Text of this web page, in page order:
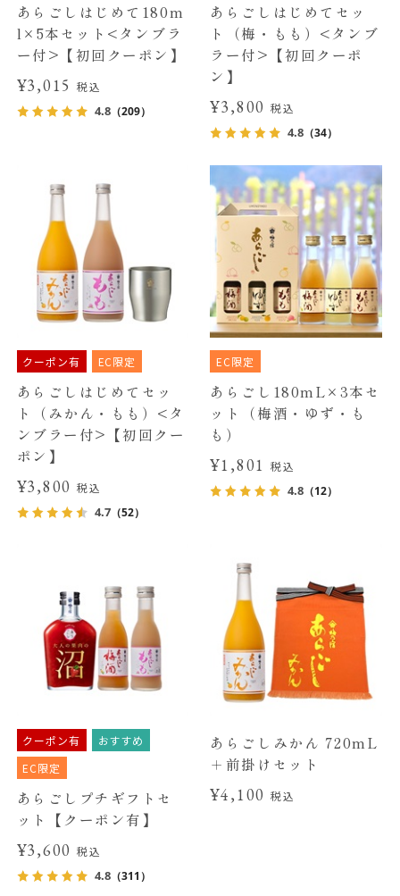
あらごしはじめて180m
l×5本セット<タンブラ
ー付>【初回クーポン】
¥3,015税込
4.8（209）
あらごしはじめてセッ
ト（梅・もも）<タンブ
ラー付>【初回クーポ
ン】
¥3,800 税込
4.8 （34）
クーポン有 EC限定
あらごしはじめてセッ
ト（みかん・もも）<タ
ンブラー付>【初回クー
ポン】
¥3,800税込
4.7（52）
EC限定
あらごし180mL×3本セ
ット（梅酒・ゆず・も
も）
¥1,801 税込
4.8 （12）
クーポン有
おすすめ
EC限定
あらごしプチギフトセ
ット【クーポン有】
¥3,600税込
4.8（311）
あらごしみかん 720mL
＋前掛けセット
¥4,100 税込